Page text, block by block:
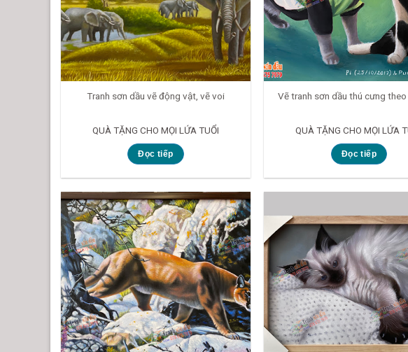
Tranh sơn dầu vẽ động vật, vẽ voi
QUÀ TẶNG CHO MỌI LỨA TUỔI
Đọc tiếp
Vẽ tranh sơn dầu thú cưng theo
QUÀ TẶNG CHO MỌI LỨA
Đọc tiếp